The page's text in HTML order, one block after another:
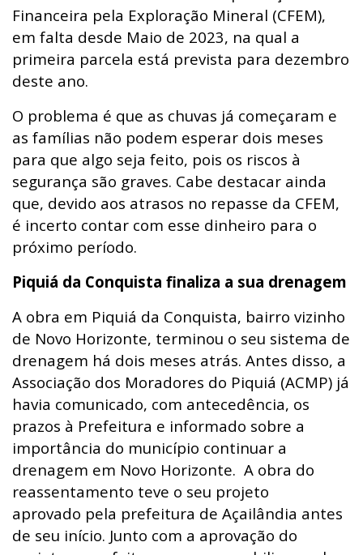
Financeira pela Exploração Mineral (CFEM),
em falta desde Maio de 2023, na qual a
primeira parcela está prevista para dezembro
deste ano.
O problema é que as chuvas já começaram e
as famílias não podem esperar dois meses
para que algo seja feito, pois os riscos à
segurança são graves. Cabe destacar ainda
que, devido aos atrasos no repasse da CFEM,
é incerto contar com esse dinheiro para o
próximo período.
Piquiá da Conquista finaliza a sua drenagem
A obra em Piquiá da Conquista, bairro vizinho
de Novo Horizonte, terminou o seu sistema de
drenagem há dois meses atrás. Antes disso, a
Associação dos Moradores do Piquiá (ACMP) já
havia comunicado, com antecedência, os
prazos à Prefeitura e informado sobre a
importância do município continuar a
drenagem em Novo Horizonte. A obra do
reassentamento teve o seu projeto
aprovado pela prefeitura de Açailândia antes
de seu início. Junto com a aprovação do